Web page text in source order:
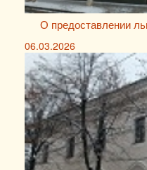
О предоставлении
06.03.2026